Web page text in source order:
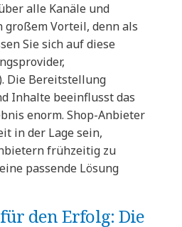
alle Kanäle und
großem Vorteil, denn als
Sie sich auf diese
Die Bereitstellung
Inhalte beeinflusst das
enorm. Shop-Anbieter
in der Lage sein,
frühzeitig zu
passende Lösung
den Erfolg: Die